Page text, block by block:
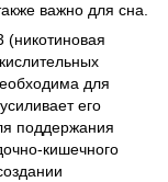
важно для сна.
(никотиновая
для
его
поддержания
кишечного